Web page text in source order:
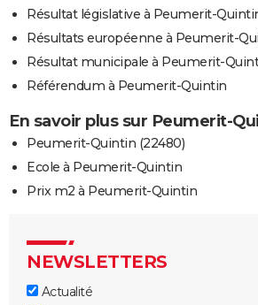
Résultat législative à Peumerit-
Résultats européenne à Peumerit-
Résultat municipale à Peumerit-
Référendum à Peumerit-Quintin
En savoir plus sur Peumerit-
Peumerit-Quintin (22480)
Ecole à Peumerit-Quintin
Prix m2 à Peumerit-Quintin
NEWSLETTERS
Actualité